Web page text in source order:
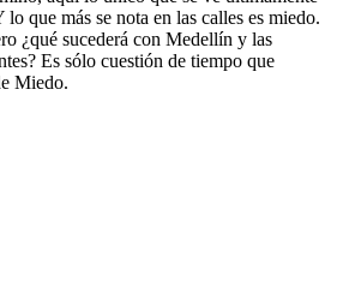
que más se nota en las calles es miedo.
¿qué sucederá con Medellín y las
Es sólo cuestión de tiempo que
Miedo.